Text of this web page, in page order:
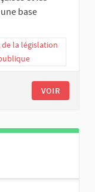
base
la législation
VOIR